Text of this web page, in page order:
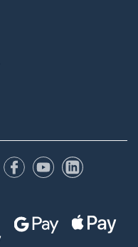
Facebook
YouTubeLinkedIn